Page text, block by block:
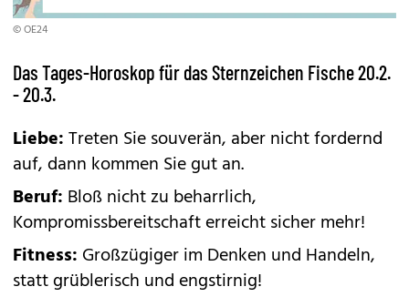
© OE24
Das Tages-Horoskop für das Sternzeichen Fische 20.2.
- 20.3.
Liebe:Treten Sie souverän, aber nicht fordernd
auf, dann kommen Sie gut an.
Beruf: Bloß nicht zu beharrlich,
Kompromissbereitschaft erreicht sicher mehr!
Fitness: Großzügiger im Denken und Handeln,
statt grüblerisch und engstirnig!